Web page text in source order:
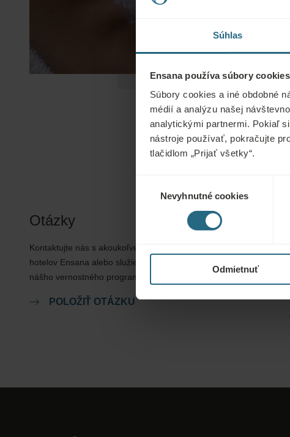
Súhlas
Ensana používa súbory
Súbory cookies a iné obdobné
médií a analýzu našej
analytickými partnermi. Pokiaľ
nástroje používať, pokračujte
tlačidlom „Prijať všetky“.
súhlasuNevyhnutné cookies
Odmietnuť
Otázky
Kontaktujte nás s akoukoľvek otázkou týkajúcou sa našich
hotelov Ensana alebo služieb. Otázky a odpovede týkajúce sa
nášho vernostného programu nájdete tu.
POLOŽIŤ OTÁZKU